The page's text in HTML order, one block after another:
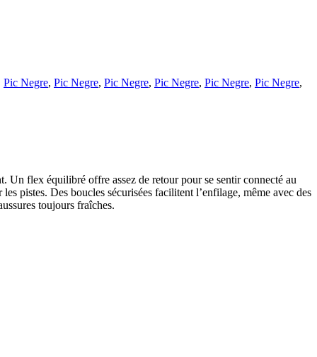
Pic Negre, Pic Negre, Pic Negre, Pic Negre, Pic Negre, Pic Negre,
Un flex équilibré offre assez de retour pour se sentir connecté au
pistes. Des boucles sécurisées facilitent l’enfilage, même avec des
toujours fraîches.